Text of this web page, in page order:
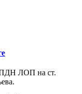
ПДН ЛОП на ст.